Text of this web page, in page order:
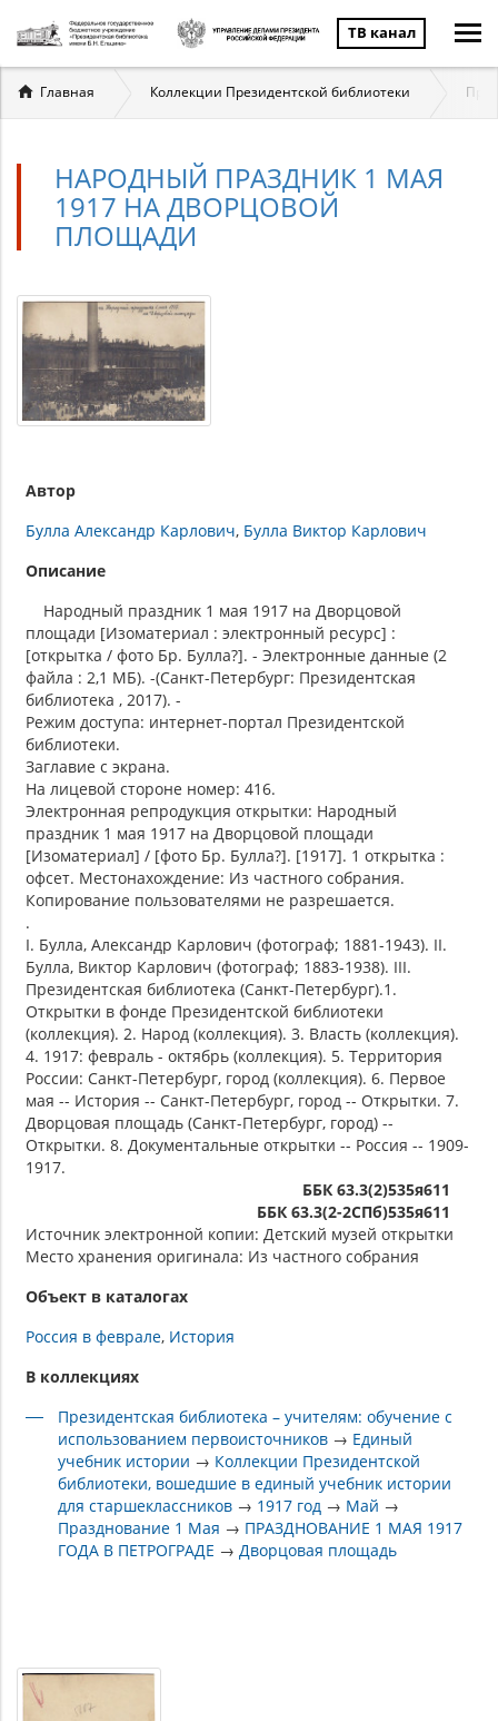
ТВ канал
Вы
здесь
Главная Коллекции Президентской библиотеки
НАРОДНЫЙ ПРАЗДНИК 1 МАЯ
1917 НА ДВОРЦОВОЙ
ПЛОЩАДИ
Автор
Булла Александр Карлович Булла Виктор Карлович
Описание
Народный праздник 1 мая 1917 на Дворцовой
площади [Изоматериал : электронный ресурс] :
[открытка / фото Бр. Булла?]. - Электронные данные (2
файла : 2,1 МБ). -(Санкт-Петербург: Президентская
библиотека , 2017). -
Режим доступа: интернет-портал Президентской
библиотеки.
Заглавие с экрана.
На лицевой стороне номер: 416.
Электронная репродукция открытки: Народный
праздник 1 мая 1917 на Дворцовой площади
[Изоматериал] / [фото Бр. Булла?]. [1917]. 1 открытка :
офсет. Местонахождение: Из частного собрания.
Копирование пользователями не разрешается.
.
I. Булла, Александр Карлович (фотограф; 1881-1943). II.
Булла, Виктор Карлович (фотограф; 1883-1938). III.
Президентская библиотека (Санкт-Петербург).1.
Открытки в фонде Президентской библиотеки
(коллекция). 2. Народ (коллекция). 3. Власть (коллекция).
4. 1917: февраль - октябрь (коллекция). 5. Территория
России: Санкт-Петербург, город (коллекция). 6. Первое
мая -- История -- Санкт-Петербург, город -- Открытки. 7.
Дворцовая площадь (Санкт-Петербург, город) --
Открытки. 8. Документальные открытки -- Россия -- 1909-
1917.
ББК 63.3(2)535я611
ББК 63.3(2-2СПб)535я611
Источник электронной копии: Детский музей открытки
Место хранения оригинала: Из частного собрания
Объект в каталогах
Россия в феврале История
В коллекциях
Президентская библиотека – учителям: обучение с
использованием первоисточников → Единый
учебник истории → Коллекции Президентской
библиотеки, вошедшие в единый учебник истории
для старшеклассников → 1917 год → Май →
Празднование 1 Мая → ПРАЗДНОВАНИЕ 1 МАЯ 1917
ГОДА В ПЕТРОГРАДЕ →Дворцовая площадь